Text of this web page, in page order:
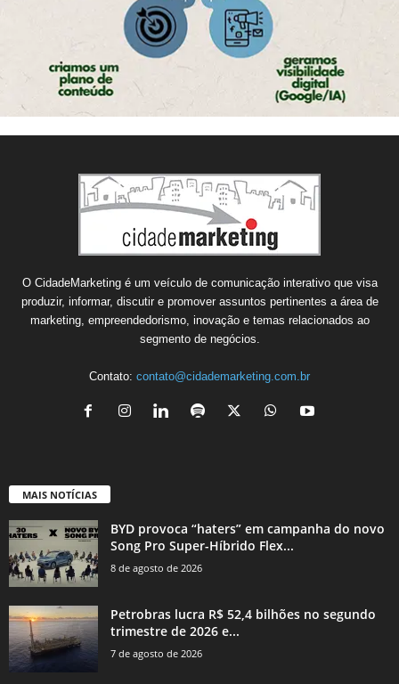
O CidadeMarketing é um veículo de comunicação interativo que visa
produzir, informar, discutir e promover assuntos pertinentes a área de
marketing, empreendedorismo, inovação e temas relacionados ao
segmento de negócios.
Contato: contato@cidademarketing.com.br
MAIS NOTÍCIAS
BYD provoca “haters” em campanha do novo
Song Pro Super-Híbrido Flex...
8 de agosto de 2026
Petrobras lucra R$ 52,4 bilhões no segundo
trimestre de 2026 e...
7 de agosto de 2026